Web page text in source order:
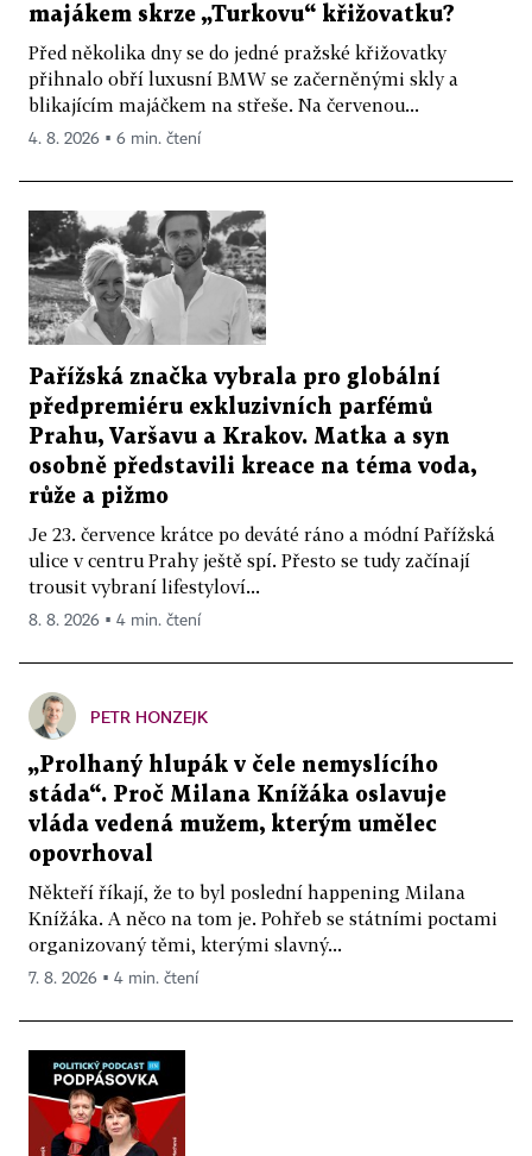
majákem skrze „Turkovu“ křižovatku?
Před několika dny se do jedné pražské křižovatky
přihnalo obří luxusní BMW se začerněnými skly a
blikajícím majáčkem na střeše. Na červenou...
4. 8. 2026 ▪ 6 min. čtení
Pařížská značka vybrala pro globální
předpremiéru exkluzivních parfémů
Prahu, Varšavu a Krakov. Matka a syn
osobně představili kreace na téma voda,
růže a pižmo
Je 23. července krátce po deváté ráno a módní Pařížská
ulice v centru Prahy ještě spí. Přesto se tudy začínají
trousit vybraní lifestyloví...
8. 8. 2026 ▪ 4 min. čtení
PETR HONZEJK
„Prolhaný hlupák v čele nemyslícího
stáda“. Proč Milana Knížáka oslavuje
vláda vedená mužem, kterým umělec
opovrhoval
Někteří říkají, že to byl poslední happening Milana
Knížáka. A něco na tom je. Pohřeb se státními poctami
organizovaný těmi, kterými slavný...
7. 8. 2026 ▪ 4 min. čtení